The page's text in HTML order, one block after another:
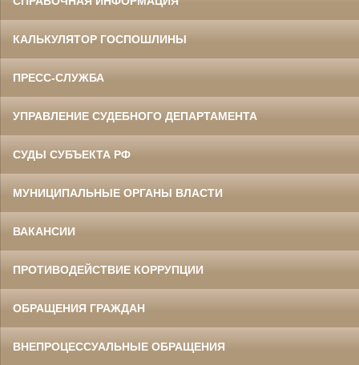
КАЛЬКУЛЯТОР ГОСПОШЛИНЫ
ПРЕСС-СЛУЖБА
УПРАВЛЕНИЕ СУДЕБНОГО ДЕПАРТАМЕНТА
СУДЫ СУБЪЕКТА РФ
МУНИЦИПАЛЬНЫЕ ОРГАНЫ ВЛАСТИ
ВАКАНСИИ
ПРОТИВОДЕЙСТВИЕ КОРРУПЦИИ
ОБРАЩЕНИЯ ГРАЖДАН
ВНЕПРОЦЕССУАЛЬНЫЕ ОБРАЩЕНИЯ